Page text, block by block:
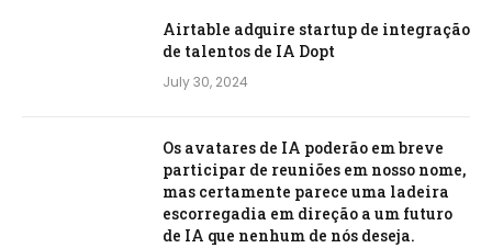
Airtable adquire startup de integração
de talentos de IA Dopt
July 30, 2024
Os avatares de IA poderão em breve
participar de reuniões em nosso nome,
mas certamente parece uma ladeira
escorregadia em direção a um futuro
de IA que nenhum de nós deseja.